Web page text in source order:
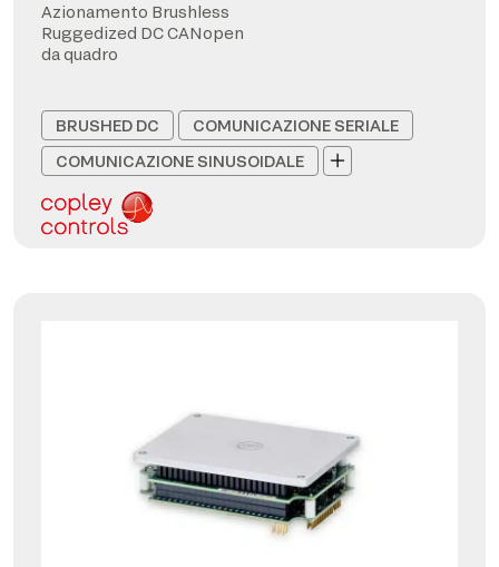
Azionamento Brushless
Ruggedized DC CANopen
da quadro
BRUSHED DC
COMUNICAZIONE SERIALE
COMUNICAZIONE SINUSOIDALE